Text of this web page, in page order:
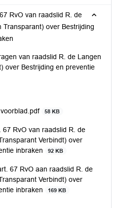
RvO van raadslid R. de
Transparant) over Bestrijding
van raadslid R. de Langen
over Bestrijding en preventie
58 KB
67 RvO van raadslid R. de
Verbindt) over
inbraken
92 KB
67 RvO aan raadslid R. de
Verbindt) over
inbraken
169 KB